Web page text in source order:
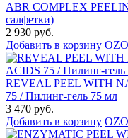
ABR COMPLEX
салфетки)
2 930 руб.
Добавить в корзину
REVEAL PEEL WITH
75 / Пилинг-гель 75 мл
3 470 руб.
Добавить в корзину